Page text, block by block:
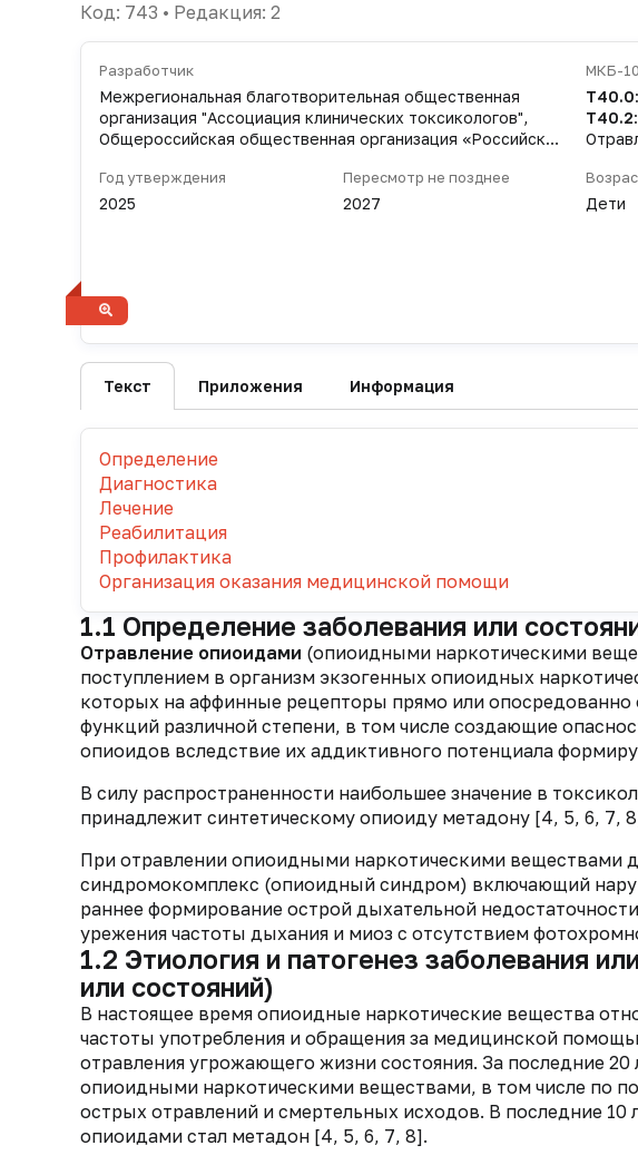
Код: 743 • Редакция: 2
Разработчик
Межрегиональная благотворительная общественная
организация "Ассоциация клинических токсикологов",
Общероссийская общественная организация «Российское
МКБ-10
T40.0
T40.2
Год утверждения
2025
Пересмотр не позднее
2027 Дети
Текст Приложения Информация
Определение
Диагностика
Лечение
Реабилитация
Профилактика
Организация оказания медицинской помощи
1.1 Определение заболевания или
Отравление опиоидами (опиоидными наркотическими
поступлением в организм экзогенных опиоидных
которых на аффинные рецепторы прямо или опосредованно
функций различной степени, в том числе создающие
опиоидов вследствие их аддиктивного потенциала
В силу распространенности наибольшее значение в
принадлежит синтетическому опиоиду метадону [4, 5, 6, 7,
При отравлении опиоидными наркотическими веществами
синдромокомплекс (опиоидный синдром) включающий
раннее формирование острой дыхательной
урежения частоты дыхания и миоз с отсутствием
1.2 Этиология и патогенез заболевания
или состояний)
В настоящее время опиоидные наркотические вещества
частоты употребления и обращения за медицинской
отравления угрожающего жизни состояния. За последние
опиоидными наркотическими веществами, в том числе по
острых отравлений и смертельных исходов. В последние 10
опиоидами стал метадон [4, 5, 6, 7, 8].